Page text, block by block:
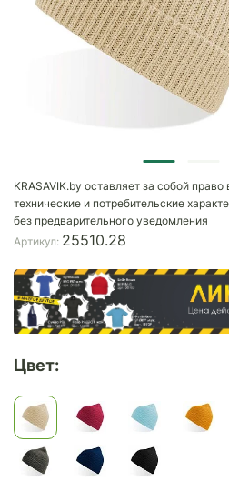
KRASAVIK.by оставляет за собой
технические и потребительские
без предварительного уведомления
Артикул: 25510.28
Цвет: